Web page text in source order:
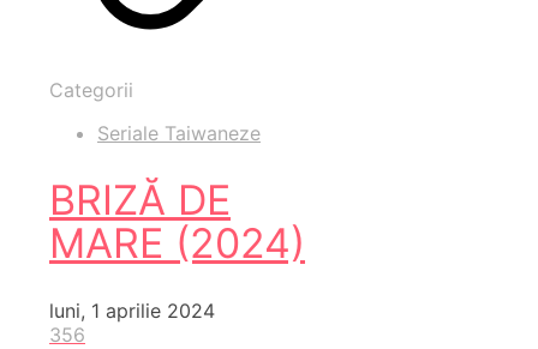
Categorii
Seriale Taiwaneze
BRIZĂ DE
MARE (2024)
luni, 1 aprilie 2024
356